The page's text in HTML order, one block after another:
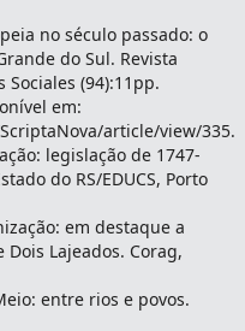
no século passado: o
do Sul. Revista
Sociales (94):11pp.
em:
article/view/335.
legislação de 1747-
do RS/EDUCS, Porto
em destaque a
Lajeados. Corag,
entre rios e povos.